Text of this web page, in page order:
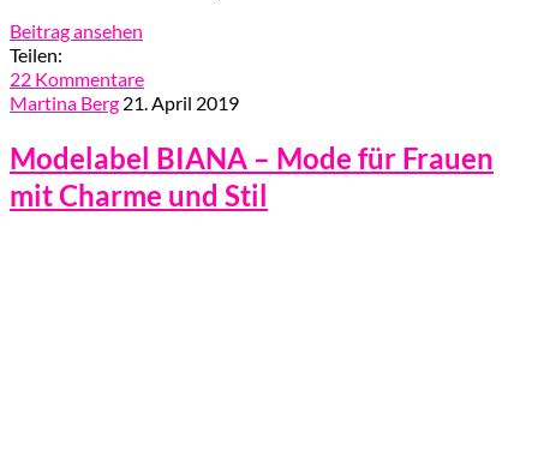
Beitrag ansehen
Teilen:
22 Kommentare
Martina Berg 21. April 2019
Modelabel BIANA – Mode für Frauen
mit Charme und Stil